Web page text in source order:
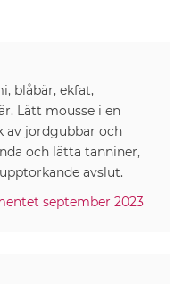
blåbär, ekfat,
Lätt mousse i en
av jordgubbar och
och lätta tanniner,
avslut.
september 2023